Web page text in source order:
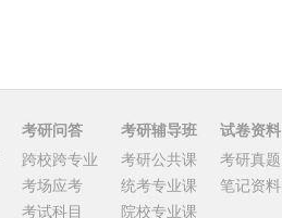
考研问答
跨校跨专业
考场应考
考试科目
考研辅导班
考研公共课
统考专业课
院校专业课
试卷资料
考研真题
笔记资料